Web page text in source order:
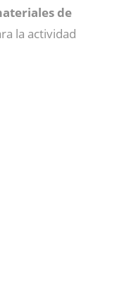
de
la actividad